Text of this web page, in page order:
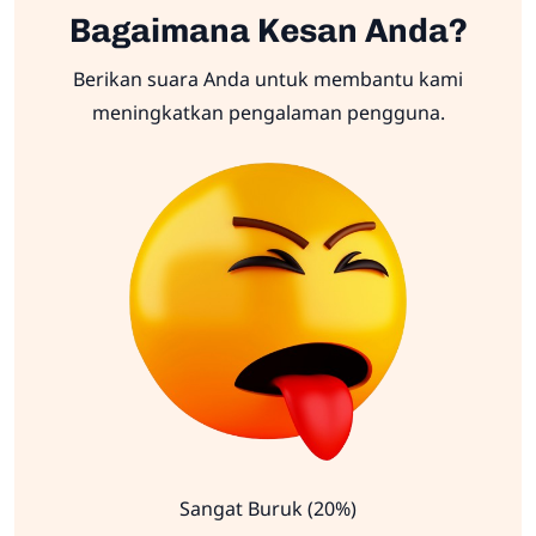
Bagaimana Kesan Anda?
Berikan suara Anda untuk membantu kami
meningkatkan pengalaman pengguna.
Sangat Buruk (20%)